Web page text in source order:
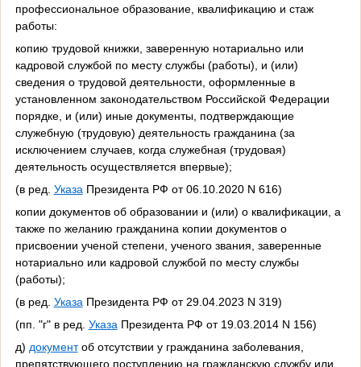
профессиональное образование, квалификацию и стаж
работы:
копию трудовой книжки, заверенную нотариально или
кадровой службой по месту службы (работы), и (или)
сведения о трудовой деятельности, оформленные в
установленном законодательством Российской Федерации
порядке, и (или) иные документы, подтверждающие
служебную (трудовую) деятельность гражданина (за
исключением случаев, когда служебная (трудовая)
деятельность осуществляется впервые);
(в ред. УказаПрезидента РФ от 06.10.2020 N 616)
копии документов об образовании и (или) о квалификации, а
также по желанию гражданина копии документов о
присвоении ученой степени, ученого звания, заверенные
нотариально или кадровой службой по месту службы
(работы);
(в ред. УказаПрезидента РФ от 29.04.2023 N 319)
(пп. "г" в ред. УказаПрезидента РФ от 19.03.2014 N 156)
д) документоб отсутствии у гражданина заболевания,
препятствующего поступлению на гражданскую службу или